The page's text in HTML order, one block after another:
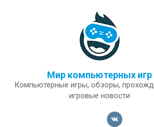
Мир компьютерных игр
Компьютерные игры, обзоры,
игровые новости